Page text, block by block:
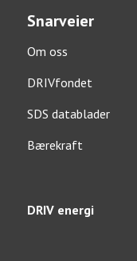
Snarveier
Om oss
DRIVfondet
SDS datablader
Bærekraft
DRIV energi